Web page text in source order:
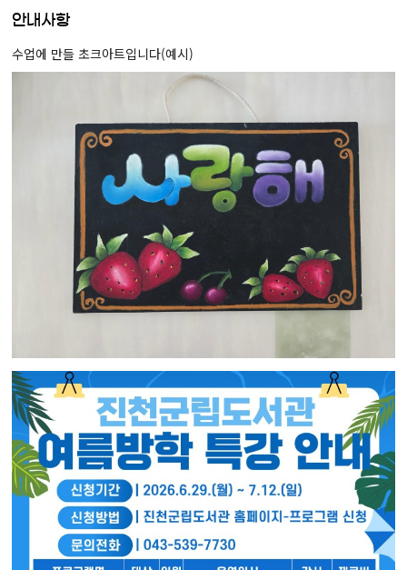
안내사항
수업에 만들 초크아트입니다(예시)